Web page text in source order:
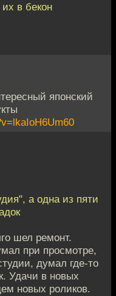
в бекон
японский
а одна из пяти
шел ремонт.
при просмотре,
думал где-то
Удачи в новых
новых роликов.